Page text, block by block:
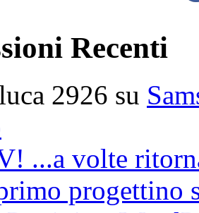
Recenti
2926 su
...a volte
progettino